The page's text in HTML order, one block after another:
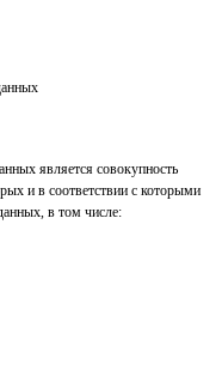
является совокупность
и в соответствии с которыми
в том числе: